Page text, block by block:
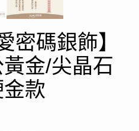
密碼銀飾】
金/尖晶石
款